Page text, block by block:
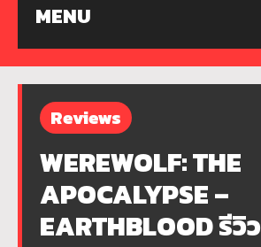
MENU
Reviews
WEREWOLF: THE
APOCALYPSE –
EARTHBLOOD รีวิว